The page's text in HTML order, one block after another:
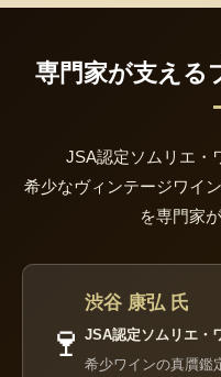
専門家が支える
JSA認定ソムリエ・
希少なヴィンテージワイ
を専門家
🍷
渋谷 康弘 氏
JSA認定ソムリエ・
希少ワインの真贋鑑